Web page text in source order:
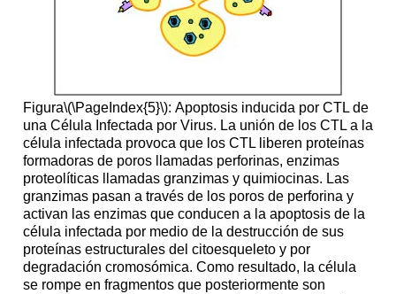
Figura\(\PageIndex{5}\): Apoptosisinducida por CTL de
una Célula Infectada por Virus. La unión de los CTL a la
célula infectada provoca que los CTL liberen proteínas
formadoras de poros llamadas perforinas, enzimas
proteolíticas llamadas granzimas y quimiocinas. Las
granzimas pasan a través de los poros de perforina y
activan las enzimas que conducen a la apoptosis de la
célula infectada por medio de la destrucción de sus
proteínas estructurales del citoesqueleto y por
degradación cromosómica. Como resultado, la célula
se rompe en fragmentos que posteriormente son